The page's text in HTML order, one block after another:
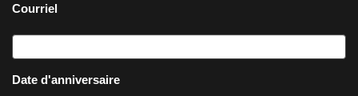
Courriel
Date d'anniversaire